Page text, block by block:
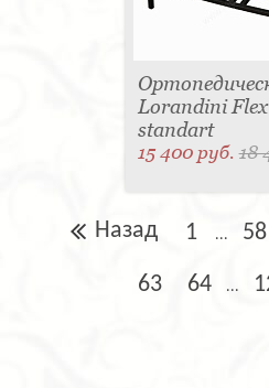
Lorandini
standart
15 400 руб.18
Назад 1 ... 58
63 64 ...